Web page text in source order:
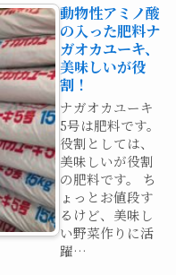
動物性アミノ酸
の入った肥料ナ
ガオカユーキ、
美味しいが役
割！
ナガオカユーキ
5号は肥料です。
役割としては、
美味しいが役割
の肥料です。 ち
ょっとお値段す
るけど、美味し
い野菜作りに活
躍…